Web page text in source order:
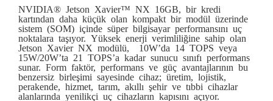
NVIDIA® Jetson Xavier™ NX 16GB, bir kredi
kartından daha küçük olan kompakt bir modül üzerinde
sistem (SOM) içinde süper bilgisayar performansını uç
noktalara taşıyor. Yüksek enerji verimliliğine sahip olan
Jetson Xavier NX modülü, 10W’da 14 TOPS veya
15W/20W’ta 21 TOPS’a kadar sunucu sınıfı performans
sunar. Form faktör, performans ve güç avantajlarının bu
benzersiz birleşimi sayesinde cihaz; üretim, lojistik,
perakende, hizmet, tarım, akıllı şehir ve tıbbi cihazlar
alanlarında yenilikçi uç cihazların kapısını açıyor.